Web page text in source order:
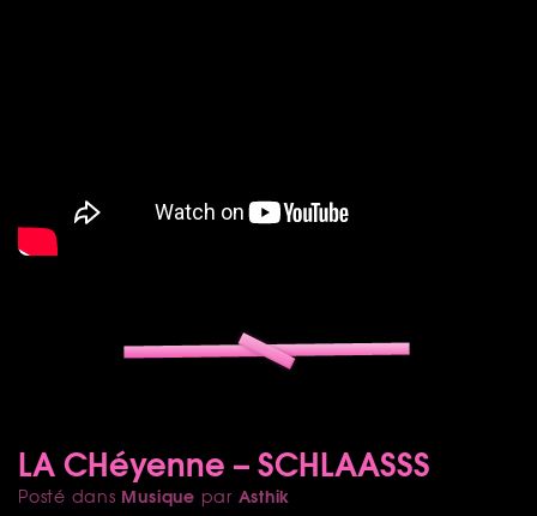
LA CHéyenne – SCHLAASSS
Posté dans Musique par Asthik